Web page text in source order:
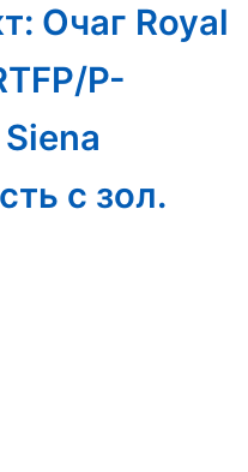
Очаг Royal
P-
с зол.